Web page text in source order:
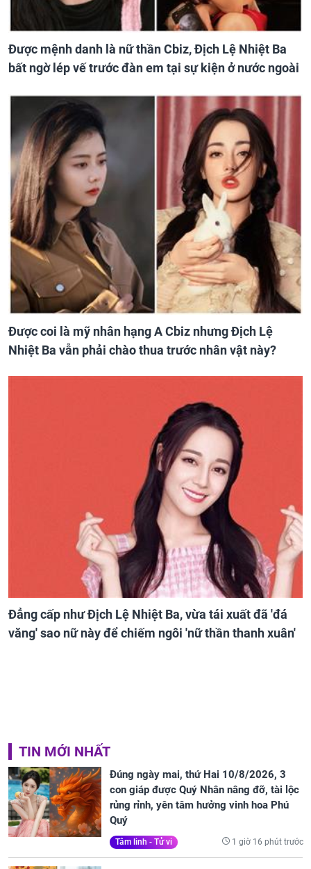
Được mệnh danh là nữ thần Cbiz, Địch Lệ Nhiệt Ba
bất ngờ lép vế trước đàn em tại sự kiện ở nước ngoài
Được coi là mỹ nhân hạng A Cbiz nhưng Địch Lệ
Nhiệt Ba vẫn phải chào thua trước nhân vật này?
Đẳng cấp như Địch Lệ Nhiệt Ba, vừa tái xuất đã 'đá
văng' sao nữ này để chiếm ngôi 'nữ thần thanh xuân'
TIN MỚI NHẤT
Đúng ngày mai, thứ Hai 10/8/2026, 3
con giáp được Quý Nhân nâng đỡ, tài lộc
rủng rỉnh, yên tâm hưởng vinh hoa Phú
Quý
Tâm linh - Tử vi 1 giờ 16 phút trước